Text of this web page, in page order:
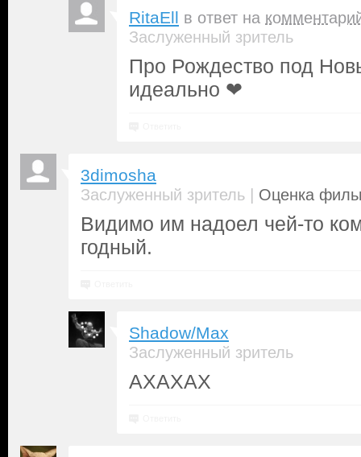
RitaEll в ответ на
Заслуженный зритель
Про Рождество под
идеально ❤
3dimosha
Заслуженный зритель | Оценка
Видимо им надоел чей-то
годный.
Shadow/Max
Заслуженный зритель
АХАХАХ